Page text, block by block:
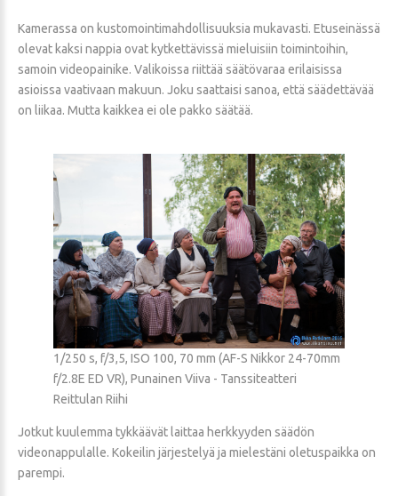
Kamerassa on kustomointimahdollisuuksia mukavasti. Etuseinässä
olevat kaksi nappia ovat kytkettävissä mieluisiin toimintoihin,
samoin videopainike. Valikoissa riittää säätövaraa erilaisissa
asioissa vaativaan makuun. Joku saattaisi sanoa, että säädettävää
on liikaa. Mutta kaikkea ei ole pakko säätää.
1/250 s, f/3,5, ISO 100, 70 mm (AF-S Nikkor 24-70mm
f/2.8E ED VR), Punainen Viiva - Tanssiteatteri
Reittulan Riihi
Jotkut kuulemma tykkäävät laittaa herkkyyden säädön
videonappulalle. Kokeilin järjestelyä ja mielestäni oletuspaikka on
parempi.